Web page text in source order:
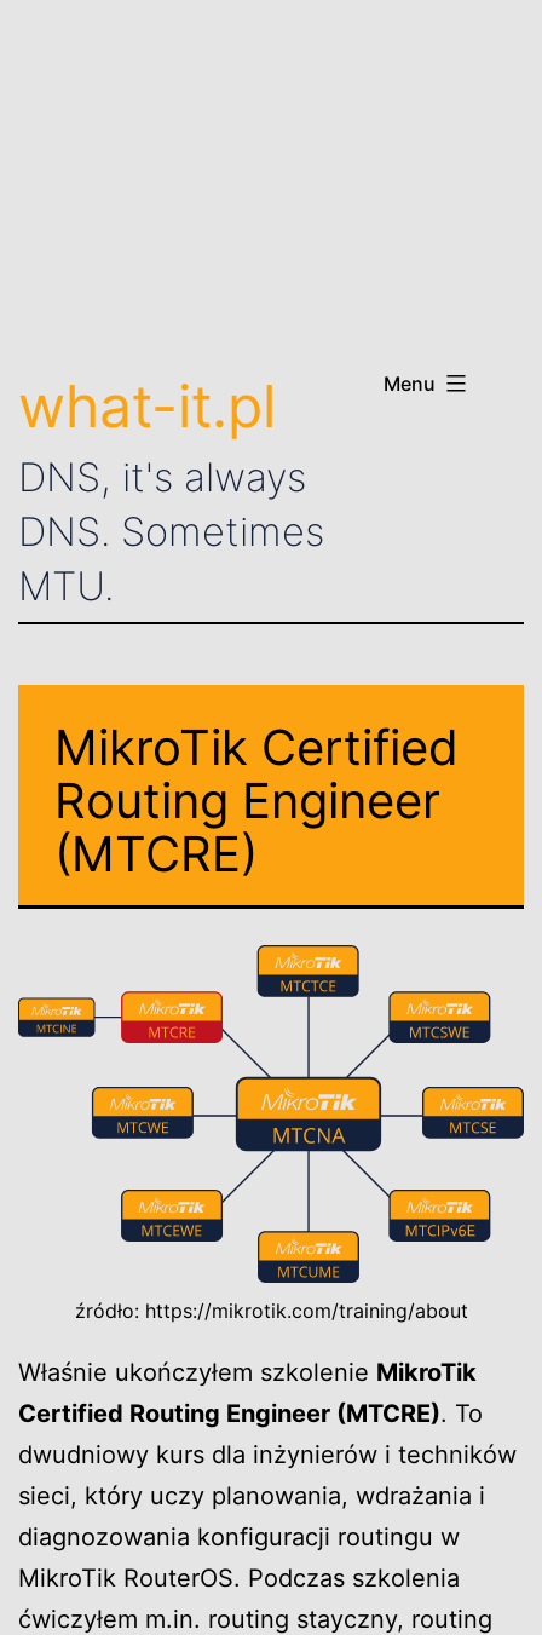
what-it.pl
DNS, it's always
DNS. Sometimes
MTU.
Menu
MikroTik Certified
Routing Engineer
(MTCRE)
źródło: https://mikrotik.com/training/about
Właśnie ukończyłem szkolenie MikroTik
Certified Routing Engineer (MTCRE). To
dwudniowy kurs dla inżynierów i techników
sieci, który uczy planowania, wdrażania i
diagnozowania konfiguracji routingu w
MikroTik RouterOS. Podczas szkolenia
ćwiczyłem m.in. routing stayczny, routing